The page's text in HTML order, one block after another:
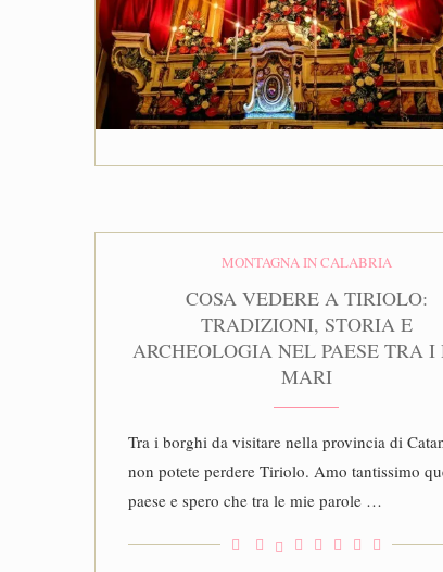
MONTAGNA IN CALABRIA
COSA VEDERE A TIRIOLO:
TRADIZIONI, STORIA E
ARCHEOLOGIA NEL PAESE TRA I
MARI
Tra i borghi da visitare nella provincia di
non potete perdere Tiriolo. Amo tantissimo
paese e spero che tra le mie parole …